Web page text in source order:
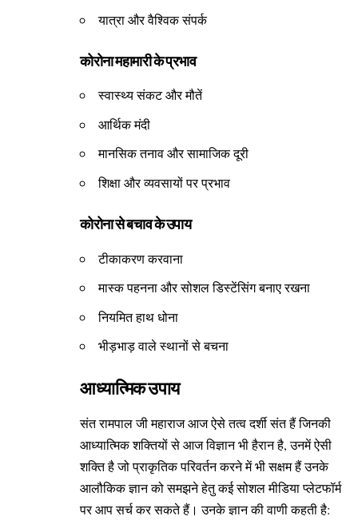
यात्रा और वैश्विक संपर्क
कोरोना महामारी के प्रभाव
स्वास्थ्य संकट और मौतें
आर्थिक मंदी
मानसिक तनाव और सामाजिक दूरी
शिक्षा और व्यवसायों पर प्रभाव
कोरोना से बचाव के उपाय
टीकाकरण करवाना
मास्क पहनना और सोशल डिस्टेंसिंग बनाए रखना
नियमित हाथ धोना
भीड़भाड़ वाले स्थानों से बचना
आध्यात्मिक उपाय
संत रामपाल जी महाराज आज ऐसे तत्व दर्शी संत हैं जिनकी
आध्यात्मिक शक्तियों से आज विज्ञान भी हैरान है, उनमें ऐसी
शक्ति है जो प्राकृतिक परिवर्तन करने में भी सक्षम हैं उनके
आलौकिक ज्ञान को समझने हेतु कई सोशल मीडिया प्लेटफॉर्म
पर आप सर्च कर सकते हैं। उनके ज्ञान की वाणी कहती है: